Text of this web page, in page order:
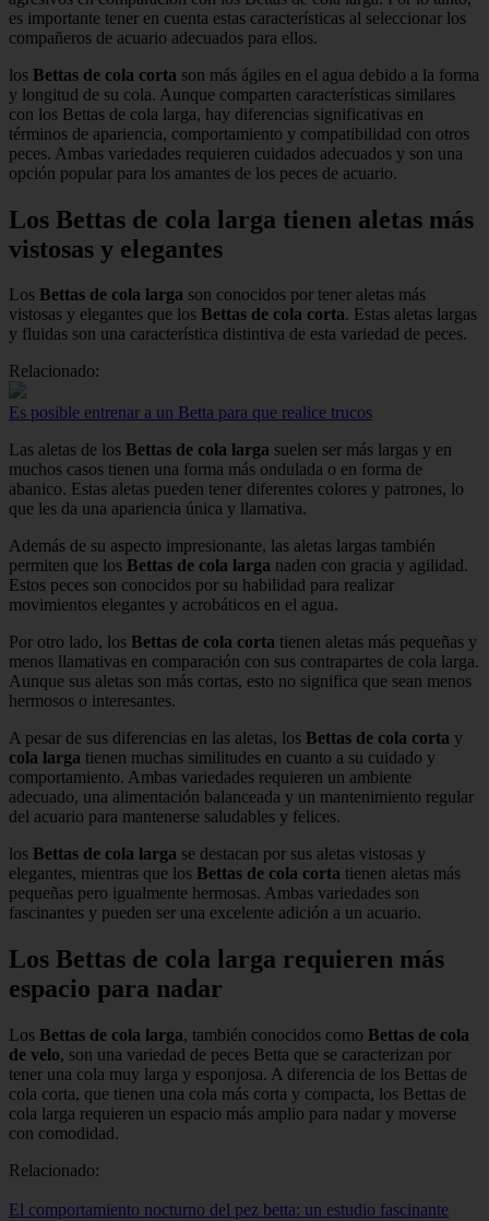
es importante tener en cuenta estas características al seleccionar los
compañeros de acuario adecuados para ellos.
los Bettas de cola corta son más ágiles en el agua debido a la forma
y longitud de su cola. Aunque comparten características similares
con los Bettas de cola larga, hay diferencias significativas en
términos de apariencia, comportamiento y compatibilidad con otros
peces. Ambas variedades requieren cuidados adecuados y son una
opción popular para los amantes de los peces de acuario.
Los Bettas de cola larga tienen aletas más
vistosas y elegantes
Los Bettas de cola larga son conocidos por tener aletas más
vistosas y elegantes que los Bettas de cola corta. Estas aletas largas
y fluidas son una característica distintiva de esta variedad de peces.
Relacionado:
Es posible entrenar a un Betta para que realice trucos
Las aletas de los Bettas de cola larga suelen ser más largas y en
muchos casos tienen una forma más ondulada o en forma de
abanico. Estas aletas pueden tener diferentes colores y patrones, lo
que les da una apariencia única y llamativa.
Además de su aspecto impresionante, las aletas largas también
permiten que los Bettas de cola larga naden con gracia y agilidad.
Estos peces son conocidos por su habilidad para realizar
movimientos elegantes y acrobáticos en el agua.
Por otro lado, los Bettas de cola corta tienen aletas más pequeñas y
menos llamativas en comparación con sus contrapartes de cola larga.
Aunque sus aletas son más cortas, esto no significa que sean menos
hermosos o interesantes.
A pesar de sus diferencias en las aletas, los Bettas de cola corta y
cola larga tienen muchas similitudes en cuanto a su cuidado y
comportamiento. Ambas variedades requieren un ambiente
adecuado, una alimentación balanceada y un mantenimiento regular
del acuario para mantenerse saludables y felices.
los Bettas de cola larga se destacan por sus aletas vistosas y
elegantes, mientras que los Bettas de cola corta tienen aletas más
pequeñas pero igualmente hermosas. Ambas variedades son
fascinantes y pueden ser una excelente adición a un acuario.
Los Bettas de cola larga requieren más
espacio para nadar
Los Bettas de cola larga, también conocidos como Bettas de cola
de velo, son una variedad de peces Betta que se caracterizan por
tener una cola muy larga y esponjosa. A diferencia de los Bettas de
cola corta, que tienen una cola más corta y compacta, los Bettas de
cola larga requieren un espacio más amplio para nadar y moverse
con comodidad.
Relacionado:
El comportamiento nocturno del pez betta: un estudio fascinante